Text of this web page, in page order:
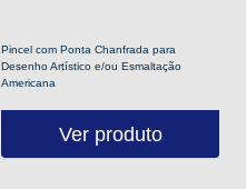
Pincel com Ponta Chanfrada para
Desenho Artístico e/ou Esmaltação
Americana
Ver produto